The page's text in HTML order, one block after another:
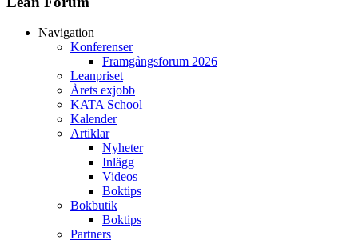
Navigation
Konferenser
Framgångsforum 2026
Leanpriset
Årets exjobb
KATA School
Kalender
Artiklar
Nyheter
Inlägg
Videos
Boktips
Bokbutik
Boktips
Partners